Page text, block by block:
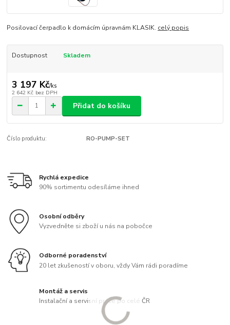
Posilovací čerpadlo k domácím úpravnám KLASIK. celý popis
Dostupnost Skladem
3 197 Kč/ks
2 642 Kč bez DPH
Přidat do košíku
Číslo produktu: RO-PUMP-SET
Rychlá expedice
90% sortimentu odesíláme ihned
Osobní odběry
Vyzvedněte si zboží u nás na pobočce
Odborné poradenství
20 let zkušeností v oboru, vždy Vám rádi poradíme
Montáž a servis
Instalační a servisní práce po celé ČR